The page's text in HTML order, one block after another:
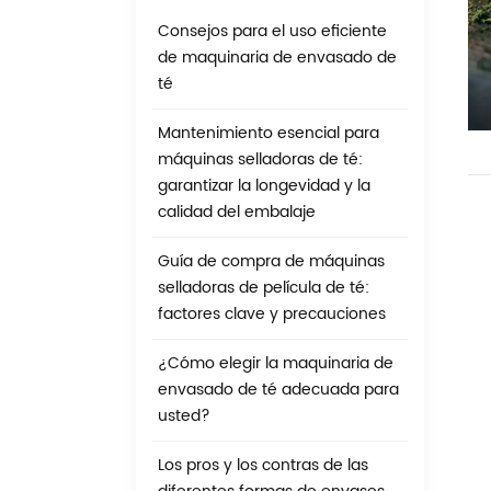
Consejos para el uso eficiente
de maquinaria de envasado de
té
Mantenimiento esencial para
máquinas selladoras de té:
garantizar la longevidad y la
calidad del embalaje
Guía de compra de máquinas
selladoras de película de té:
factores clave y precauciones
¿Cómo elegir la maquinaria de
envasado de té adecuada para
usted?
Los pros y los contras de las